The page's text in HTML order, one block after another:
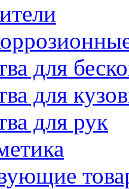
для
для
для рук